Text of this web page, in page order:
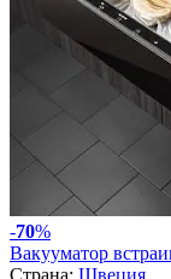
-70%
Вакууматор